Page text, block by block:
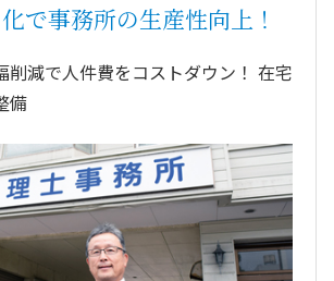
で事務所の生産性向上！
削減で人件費をコストダウン！ 在宅
備